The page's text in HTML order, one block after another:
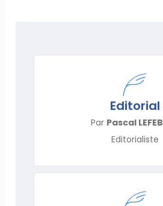
Editorial
Par Pascal
Editorialiste